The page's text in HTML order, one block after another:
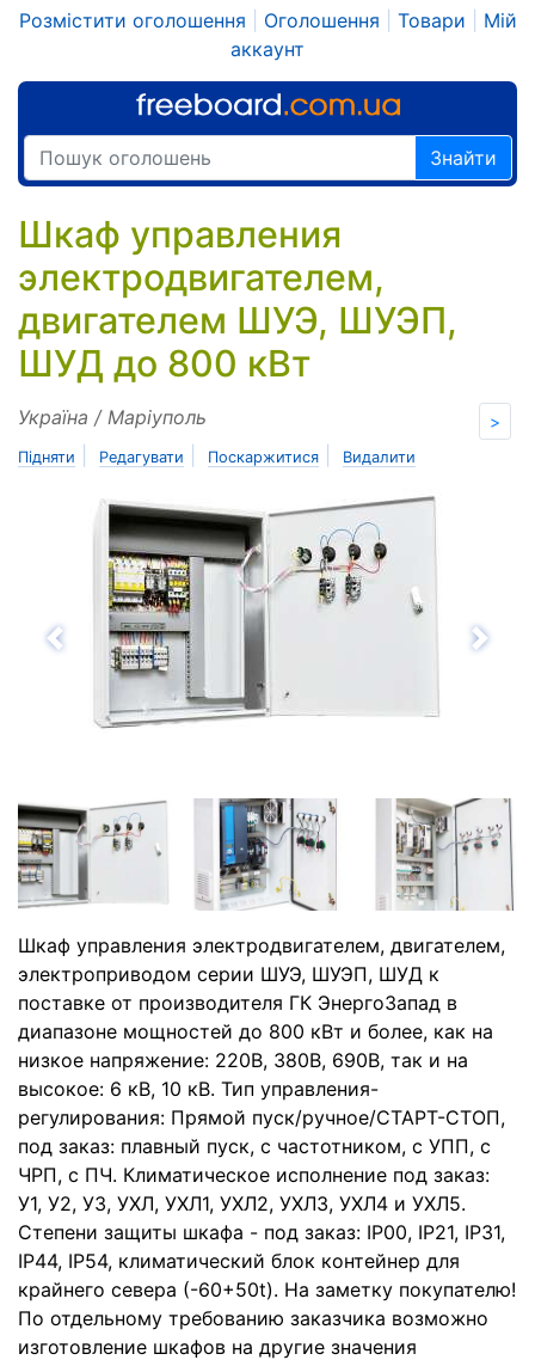
Розмістити оголошення Оголошення Товари
Мій
аккаунт
Знайти
Шкаф управления
электродвигателем,
двигателем ШУЭ, ШУЭП,
ШУД до 800 кВт
>
Україна / Маріуполь
Підняти Редагувати Поскаржитися Видалити
Назад
Шкаф управления электродвигателем, двигателем,
электроприводом серии ШУЭ, ШУЭП, ШУД к
поставке от производителя ГК ЭнергоЗапад в
диапазоне мощностей до 800 кВт и более, как на
низкое напряжение: 220В, 380В, 690В, так и на
высокое: 6 кВ, 10 кВ. Тип управления-
регулирования: Прямой пуск/ручное/СТАРТ-СТОП,
под заказ: плавный пуск, с частотником, с УПП, с
ЧРП, с ПЧ. Климатическое исполнение под заказ:
У1, У2, У3, УХЛ, УХЛ1, УХЛ2, УХЛ3, УХЛ4 и УХЛ5.
Степени защиты шкафа - под заказ: IP00, IP21, IP31,
IP44, IP54, климатический блок контейнер для
крайнего севера (-60+50t). На заметку покупателю!
По отдельному требованию заказчика возможно
изготовление шкафов на другие значения